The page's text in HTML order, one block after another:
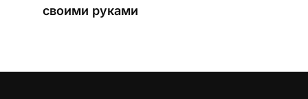
своими руками